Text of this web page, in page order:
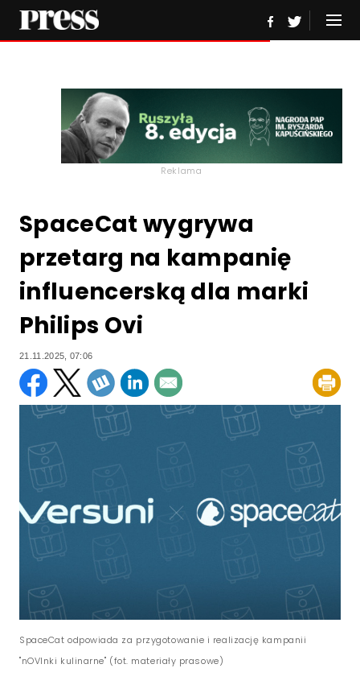
Reklama
SpaceCat wygrywa
przetarg na kampanię
influencerską dla marki
Philips Ovi
21.11.2025, 07:06
SpaceCat odpowiada za przygotowanie i realizację kampanii
"nOVInki kulinarne" (fot. materiały prasowe)